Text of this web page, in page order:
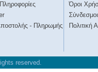
- Πληρωμής
Όροι
Σύνδεσμοι
Πολιτική
reserved.